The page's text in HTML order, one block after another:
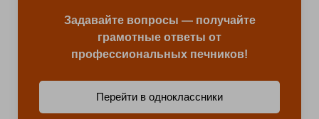
Задавайте вопросы — получайте
грамотные ответы от
профессиональных печников!
Перейти в одноклассники